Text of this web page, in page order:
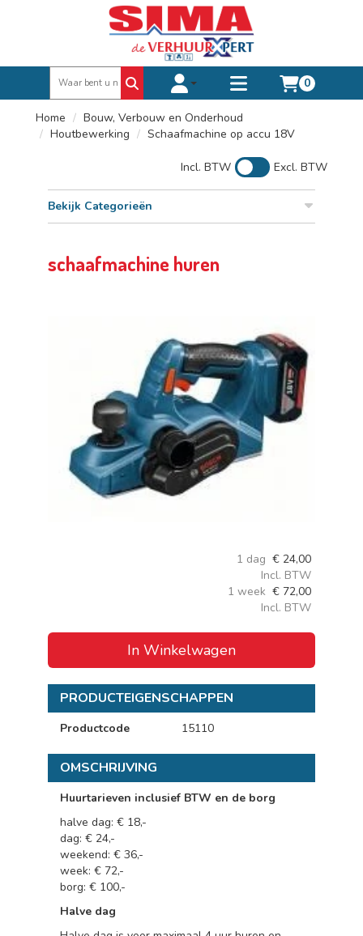
Toggle account dropdown
Toggle
menu
0
Home
Bouw, Verbouw en Onderhoud
Houtbewerking
Schaafmachine op accu 18V
Incl. BTW Excl. BTW
Bekijk Categorieën
schaafmachine huren
1 dag € 24,00
Incl. BTW
1 week € 72,00
Incl. BTW
In Winkelwagen
PRODUCTEIGENSCHAPPEN
Productcode 15110
OMSCHRIJVING
Huurtarieven inclusief BTW en de borg
halve dag: € 18,-
dag: € 24,-
weekend: € 36,-
week: € 72,-
borg: € 100,-
Halve dag